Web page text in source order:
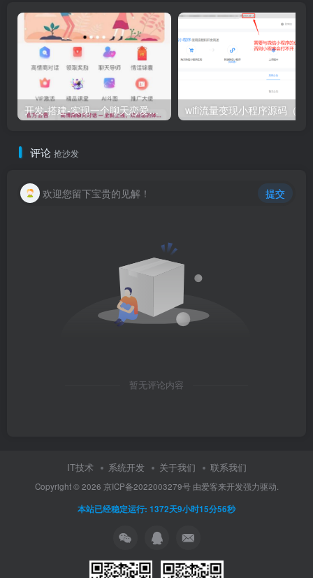
开发-搭建-实现一个聊天恋爱赚钱小程序
评论 抢沙发
欢迎您留下宝贵的见解！ 提交
暂无评论内容
IT技术 系统开发 关于我们 联系我们
Copyright ©2026 京ICP备2022003279号由爱客来开发强力驱动.
本站已经稳定运行: 1372天9小时15分57秒